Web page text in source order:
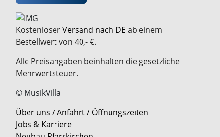
KostenloserVersand nach DE ab einem
Bestellwert von 40,- €.
Alle Preisangaben beinhalten die gesetzliche
Mehrwertsteuer.
© MusikVilla
Über uns / Anfahrt / Öffnungszeiten
Jobs & Karriere